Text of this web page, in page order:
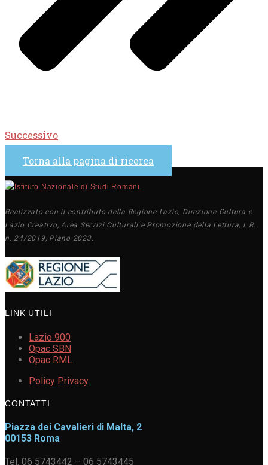
Successivo
Torna alla pagina di ricerca
Realizzato con il contributo della Regione Lazio, Direzione Cultura e
Lazio Creativo, Area Servizi Culturali e Promozione della Lettura, L.R.
n. 24/2019, Piano 2023.
LINK UTILI
Lazio 900
Opac SBN
Opac RML
Policy Privacy
CONTATTI
Piazza dei Cavalieri di Malta, 2
00153 Roma
Tel. 06 5743442 – 06 5743445